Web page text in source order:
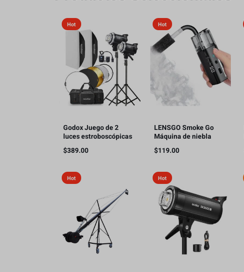
Hot
Godox Juego de 2
luces estroboscópicas
MS300V 600W para
estudio
$389.00
Hot
LENSGO Smoke Go
Máquina de niebla
portátil, con
nebulizador de control
$119.00
Hot Hot